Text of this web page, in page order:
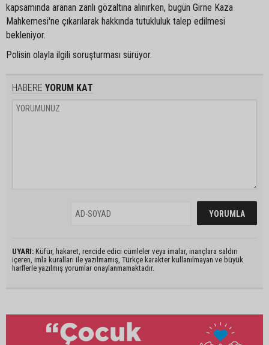
kapsamında aranan zanlı gözaltına alınırken, bugün Girne Kaza
Mahkemesi'ne çıkarılarak hakkında tutukluluk talep edilmesi
bekleniyor.
Polisin olayla ilgili soruşturması sürüyor.
HABERE YORUM KAT
UYARI: Küfür, hakaret, rencide edici cümleler veya imalar, inançlara saldırı
içeren, imla kuralları ile yazılmamış, Türkçe karakter kullanılmayan ve büyük
harflerle yazılmış yorumlar onaylanmamaktadır.